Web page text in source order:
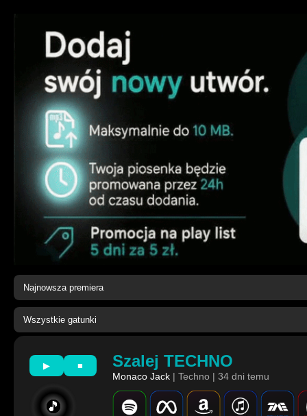
▶ ■
🎵
Szalej TECHNO
Monaco Jack | Techno | 34 dni temu